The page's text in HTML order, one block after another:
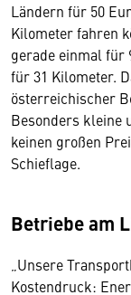
Ländern für 50
Kilometer fahren
gerade einmal für
für 31 Kilometer.
österreichischer
Besonders kleine
keinen großen
Schieflage.
Betriebe am
„Unsere
Kostendruck: